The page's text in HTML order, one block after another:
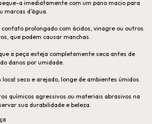
a imediatamente com um pano macio para
marcas d’água.
contato prolongado com ácidos, vinagre ou outros
que podem causar manchas.
a peça esteja completamente seca antes de
danos por umidade.
seco e arejado, longe de ambientes úmidos.
químicos agressivos ou materiais abrasivos na
sua durabilidade e beleza.